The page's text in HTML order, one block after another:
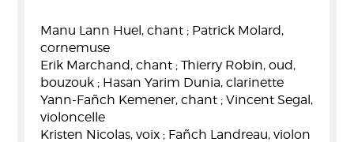
Manu Lann Huel, chant ; Patrick Molard,
cornemuse
Erik Marchand, chant ; Thierry Robin, oud,
bouzouk ; Hasan Yarim Dunia, clarinette
Yann-Fañch Kemener, chant ; Vincent Segal,
violoncelle
Kristen Nicolas, voix ; Fañch Landreau, violon